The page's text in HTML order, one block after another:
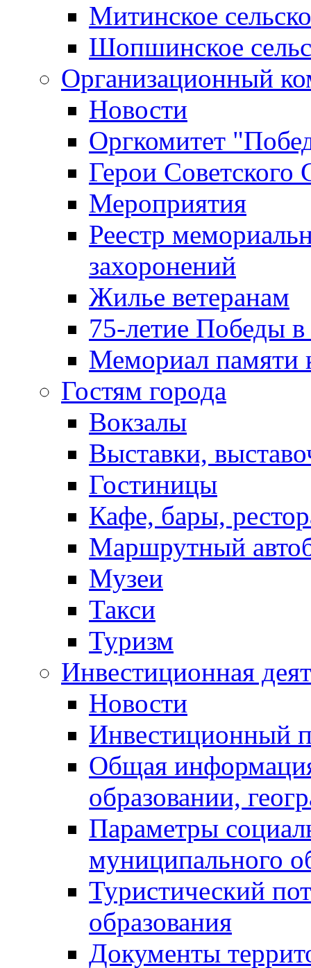
Митинское
Шопшинское
Организационный
Новости
Оргкомитет
Герои Советского
Мероприятия
Реестр
захоронений
Жилье ветеранам
75-летие Победы
Мемориал памяти
Гостям города
Вокзалы
Выставки,
Гостиницы
Кафе, бары,
Маршрутный
Музеи
Такси
Туризм
Инвестиционная
Новости
Инвестиционный
Общая
образовании,
Параметры
муниципального
Туристический
образования
Документы